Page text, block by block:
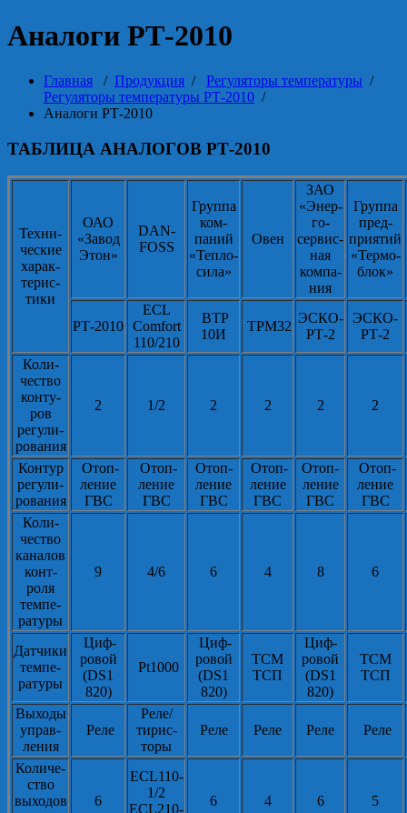
Аналоги РТ-2010
Главная / Продукция / Регуляторы температуры /
Регуляторы температуры РТ-2010 /
Аналоги РТ-2010
ТАБЛИЦА АНАЛОГОВ РТ-2010
Техни-
ческие
харак-
терис-
тики
ОАО
«Завод
Этон»
DAN-
FOSS
Группа
ком-
паний
«Тепло-
сила»
Овен
ЗАО
«Энер-
го-
сервис-
ная
компа-
ния
Группа
пред-
приятий
«Термо-
блок»
РТ-2010
ECL
Comfort
110/210
ВТР
10И
ТРМ32
ЭСКО-
РТ-2
ЭСКО-
РТ-2
Коли-
чество
конту-
ров
регули-
рования
2 1/2 2 2 2 2
Контур
регули-
рования
Отоп-
ление
ГВС
Отоп-
ление
ГВС
Отоп-
ление
ГВС
Отоп-
ление
ГВС
Отоп-
ление
ГВС
Отоп-
ление
ГВС
Коли-
чество
каналов
конт-
роля
темпе-
ратуры
9 4/6 6 4 8 6
Датчики
темпе-
ратуры
Циф-
ровой
(DS1
820)
Pt1000
Циф-
ровой
(DS1
820)
ТСМ
ТСП
Циф-
ровой
(DS1
820)
ТСМ
ТСП
Выходы
управ-
ления
Реле
Реле/
тирис-
торы
Реле Реле Реле Реле
Количе-
ство
выходов
6
ECL110-
1/2
ECL210-
6 4 6 5